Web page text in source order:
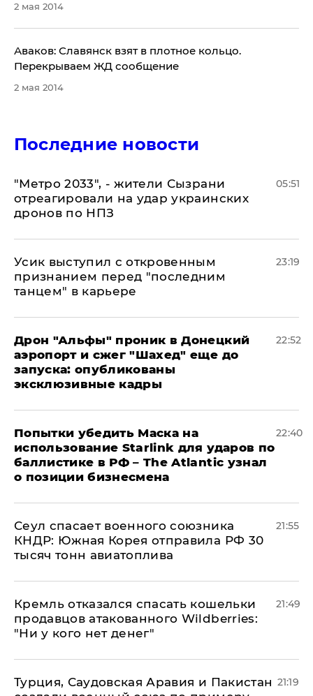
2 мая 2014
Аваков: Славянск взят в плотное кольцо.
Перекрываем ЖД сообщение
2 мая 2014
Последние новости
"Метро 2033", - жители Сызрани
отреагировали на удар украинских
дронов по НПЗ
05:51
Усик выступил с откровенным
признанием перед "последним
танцем" в карьере
23:19
Дрон "Альфы" проник в Донецкий
аэропорт и сжег "Шахед" еще до
запуска: опубликованы
эксклюзивные кадры
22:52
Попытки убедить Маска на
использование Starlink для ударов по
баллистике в РФ – The Atlantic узнал
о позиции бизнесмена
22:40
​Сеул спасает военного союзника
КНДР: Южная Корея отправила РФ 30
тысяч тонн авиатоплива
21:55
Кремль отказался спасать кошельки
продавцов атакованного Wildberries:
"Ни у кого нет денег"
21:49
Турция, Саудовская Аравия и Пакистан 21:19